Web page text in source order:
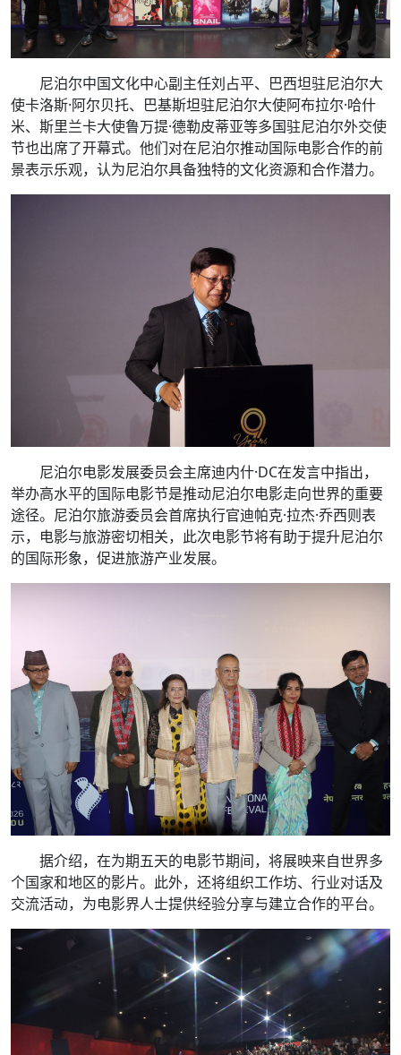
尼泊尔中国文化中心副主任刘占平、巴西坦驻尼泊尔大
使卡洛斯·阿尔贝托、巴基斯坦驻尼泊尔大使阿布拉尔·哈什
米、斯里兰卡大使鲁万提·德勒皮蒂亚等多国驻尼泊尔外交使
节也出席了开幕式。他们对在尼泊尔推动国际电影合作的前
景表示乐观，认为尼泊尔具备独特的文化资源和合作潜力。
尼泊尔电影发展委员会主席迪内什·DC在发言中指出，
举办高水平的国际电影节是推动尼泊尔电影走向世界的重要
途径。尼泊尔旅游委员会首席执行官迪帕克·拉杰·乔西则表
示，电影与旅游密切相关，此次电影节将有助于提升尼泊尔
的国际形象，促进旅游产业发展。
据介绍，在为期五天的电影节期间，将展映来自世界多
个国家和地区的影片。此外，还将组织工作坊、行业对话及
交流活动，为电影界人士提供经验分享与建立合作的平台。